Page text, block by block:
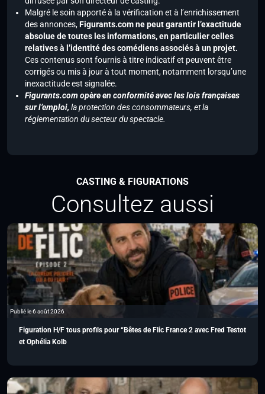
Malgré le soin apporté à la vérification et à l’enrichissement
des annonces,Figurants.com ne peut garantir l’exactitude
absolue de toutes les informations, en particulier celles
relatives à l’identité des comédiens associés à un projet.
Ces contenus sont fournis à titre indicatif et peuvent être
corrigés ou mis à jour à tout moment, notamment lorsqu’une
inexactitude est signalée.
Figurants.com opère en conformité avec les lois françaises
sur l’emploi, la protection des consommateurs, et la
réglementation du secteur du spectacle.
CASTING & FIGURATIONS
Consultez aussi
Publié le 6 août 2026
Figuration H/F tous profils pour “Bêtes de Flic France 2 avec Fred Testot
et Ophélia Kolb